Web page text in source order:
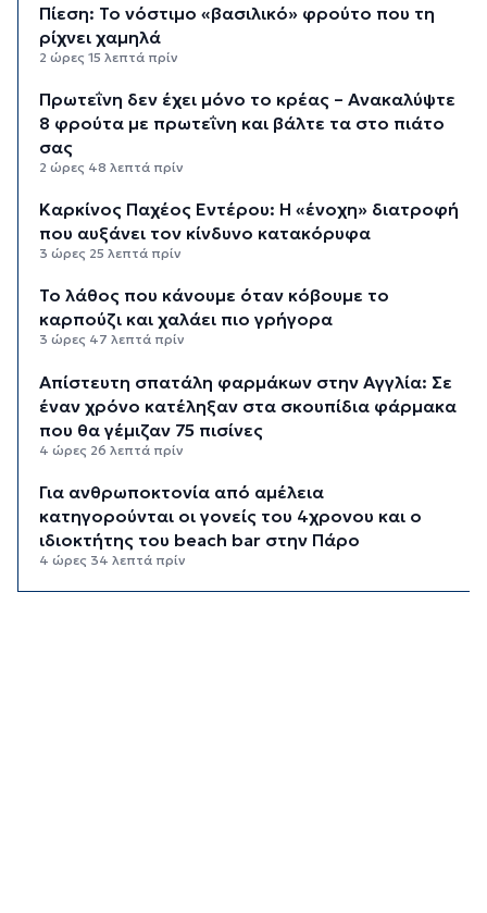
Πίεση: Το νόστιμο «βασιλικό» φρούτο που τη
ρίχνει χαμηλά
2 ώρες 15 λεπτά πρίν
Πρωτεΐνη δεν έχει μόνο το κρέας – Ανακαλύψτε
8 φρούτα με πρωτεΐνη και βάλτε τα στο πιάτο
σας
2 ώρες 48 λεπτά πρίν
Καρκίνος Παχέος Εντέρου: Η «ένοχη» διατροφή
που αυξάνει τον κίνδυνο κατακόρυφα
3 ώρες 25 λεπτά πρίν
Το λάθος που κάνουμε όταν κόβουμε το
καρπούζι και χαλάει πιο γρήγορα
3 ώρες 47 λεπτά πρίν
Απίστευτη σπατάλη φαρμάκων στην Αγγλία: Σε
έναν χρόνο κατέληξαν στα σκουπίδια φάρμακα
που θα γέμιζαν 75 πισίνες
4 ώρες 26 λεπτά πρίν
Για ανθρωποκτονία από αμέλεια
κατηγορούνται οι γονείς του 4χρονου και ο
ιδιοκτήτης του beach bar στην Πάρο
4 ώρες 34 λεπτά πρίν